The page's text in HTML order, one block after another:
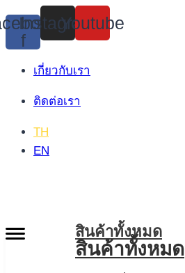
Skip
to
content
f
Instagram
Youtube
เกี่ยวกับเรา
ติดต่อเรา
TH
EN
สินค้าทั้งหมด
สินค้าทั้งหมด